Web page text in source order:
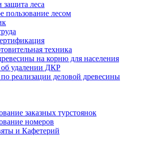
защита леса
пользование лесом
техника
на корню для населения
удалении ДКР
реализации деловой древесины
заказных турстоянок
номеров
и Кафетерий